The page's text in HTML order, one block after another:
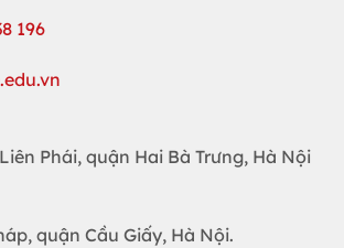
196
Phái, quận Hai Bà Trưng, Hà Nội
quận Cầu Giấy, Hà Nội.